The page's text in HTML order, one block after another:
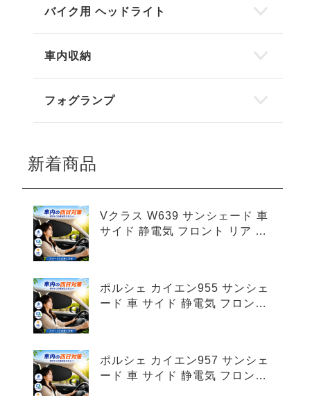
バイク用 ヘッドライト
車内収納
フォグランプ
新着商品
Vクラス W639 サンシェード 車
サイド 静電気 フロント リア 4
ポルシェ カイエン955 サンシェ
ード 車 サイド 静電気 フロント
ポルシェ カイエン957 サンシェ
ード 車 サイド 静電気 フロント